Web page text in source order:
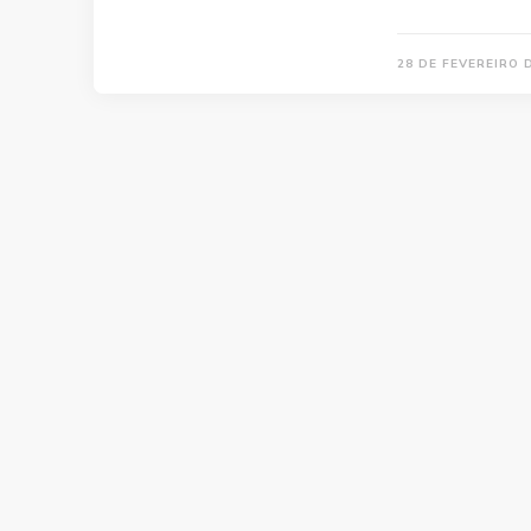
28 DE FEVEREIRO